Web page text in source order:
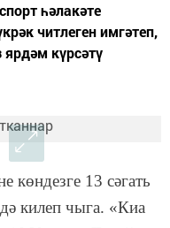
һәлакәте
читлеген имгәтеп,
күрсәтү
көндезге 13 сәгать
килеп чыга. «Киа